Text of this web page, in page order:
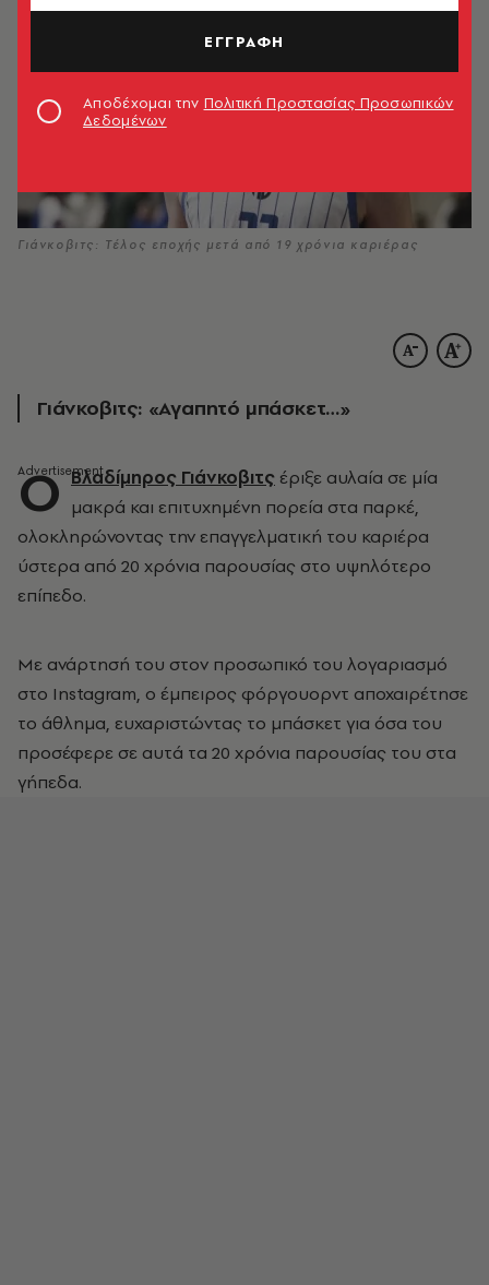
Γιάνκοβιτς: Τέλος εποχής μετά από 19 χρόνια καριέρας
Γιάνκοβιτς: «Αγαπητό μπάσκετ…»
Ο Βλαδίμηρος Γιάνκοβιτς έριξε αυλαία σε μία
μακρά και επιτυχημένη πορεία στα παρκέ,
ολοκληρώνοντας την επαγγελματική του καριέρα
ύστερα από 20 χρόνια παρουσίας στο υψηλότερο
επίπεδο.
Με ανάρτησή του στον προσωπικό του λογαριασμό
στο Instagram, ο έμπειρος φόργουορντ αποχαιρέτησε
το άθλημα, ευχαριστώντας το μπάσκετ για όσα του
προσέφερε σε αυτά τα 20 χρόνια παρουσίας του στα
γήπεδα.
ΕΓΓΡΑΦΗ
Αποδέχομαι την Πολιτική Προστασίας Προσωπικών
Δεδομένων